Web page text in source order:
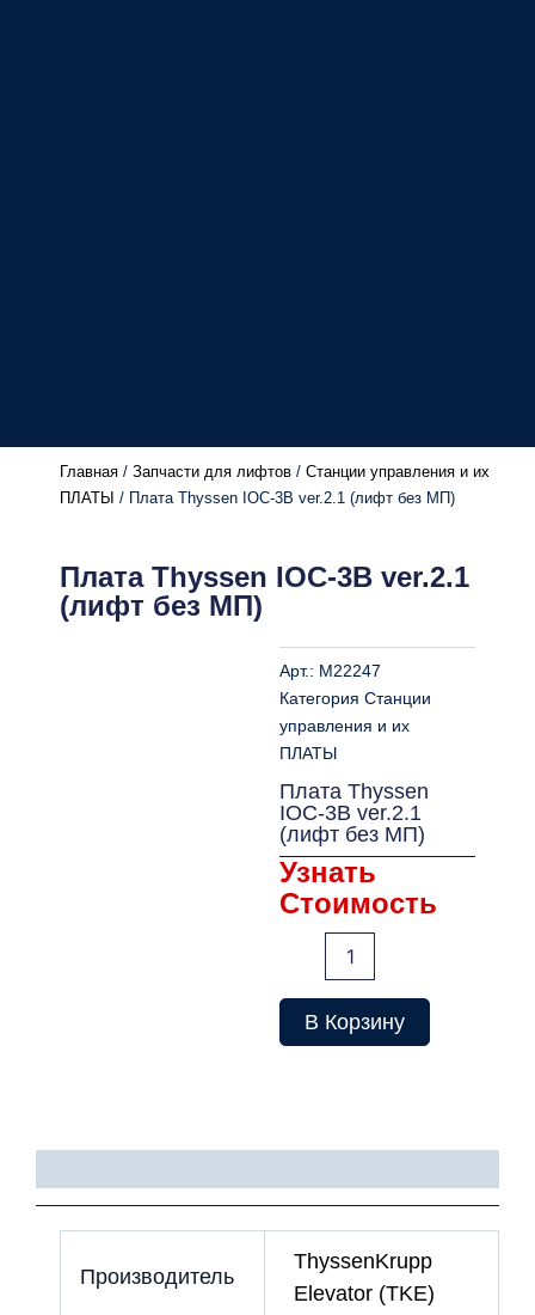
Главная / Запчасти для лифтов / Станции управления и их
ПЛАТЫ / Плата Thyssen IOC-3B ver.2.1 (лифт без МП)
Плата Thyssen IOC-3B ver.2.1
(лифт без МП)
Арт.: M22247
Категория Станции
управления и их
ПЛАТЫ
Плата Thyssen
IOC-3B ver.2.1
(лифт без МП)
Узнать
Стоимость
Thyssen
IOC-
В Корзину
Производитель
ThyssenKrupp
Elevator (TKE)